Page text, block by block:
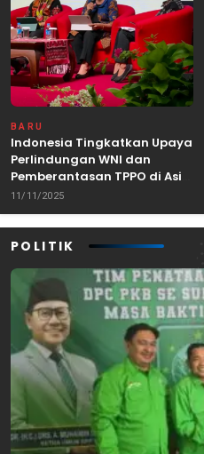
BARU
Indonesia Tingkatkan Upaya
Perlindungan WNI dan
Pemberantasan TPPO di Asia
Tenggara
11/11/2025
POLITIK